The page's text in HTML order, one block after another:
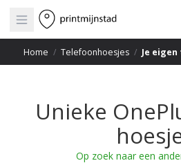
Open main menu
Home / Telefoonhoesjes / Je
Unieke
Op zoek naar een